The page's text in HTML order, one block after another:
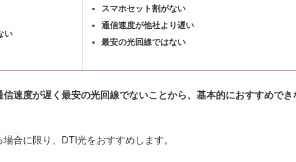
い
スマホセット割がない
通信速度が他社より遅い
最安の光回線ではない
信速度が遅く最安の光回線でないことから、基本的におすすめでき
合に限り、DTI光をおすすめします。